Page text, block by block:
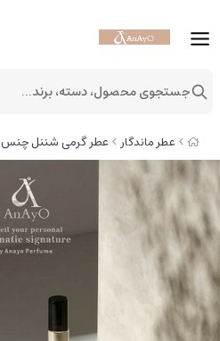
عطر ماندگار عطر گرمی شننل چنس
جستجوی محصول، دسته، برند...